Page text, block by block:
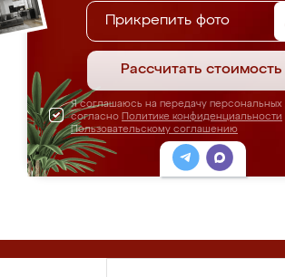
Прикрепить фото
Рассчитать стоимость
Я соглашаюсь на передачу персональных
согласно Политике конфиденциальности
Пользовательскому соглашению